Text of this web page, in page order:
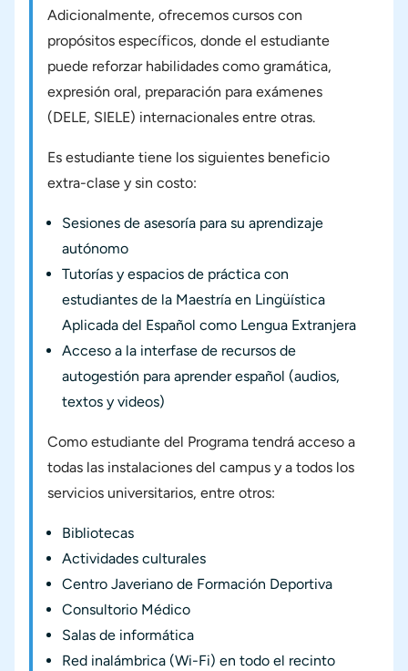
Adicionalmente, ofrecemos cursos con
propósitos específicos, donde el estudiante
puede reforzar habilidades como gramática,
expresión oral, preparación para exámenes
(DELE, SIELE) internacionales entre otras.
Es estudiante tiene los siguientes beneficio
extra-clase y sin costo:
Sesiones de asesoría para su aprendizaje
autónomo
Tutorías y espacios de práctica con
estudiantes de la Maestría en Lingüística
Aplicada del Español como Lengua Extranjera
Acceso a la interfase de recursos de
autogestión para aprender español (audios,
textos y videos)
Como estudiante del Programa tendrá acceso a
todas las instalaciones del campus y a todos los
servicios universitarios, entre otros:
Bibliotecas
Actividades culturales
Centro Javeriano de Formación Deportiva
Consultorio Médico
Salas de informática
Red inalámbrica (Wi-Fi) en todo el recinto